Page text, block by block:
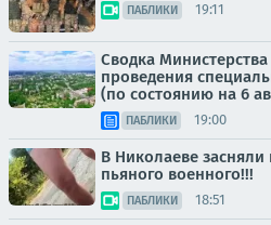
ПАБЛИКИ 19:11
Сводка
проведения
(по состоянию на 6
ПАБЛИКИ 19:00
В Николаеве засняли
пьяного военного!!!
ПАБЛИКИ 18:51